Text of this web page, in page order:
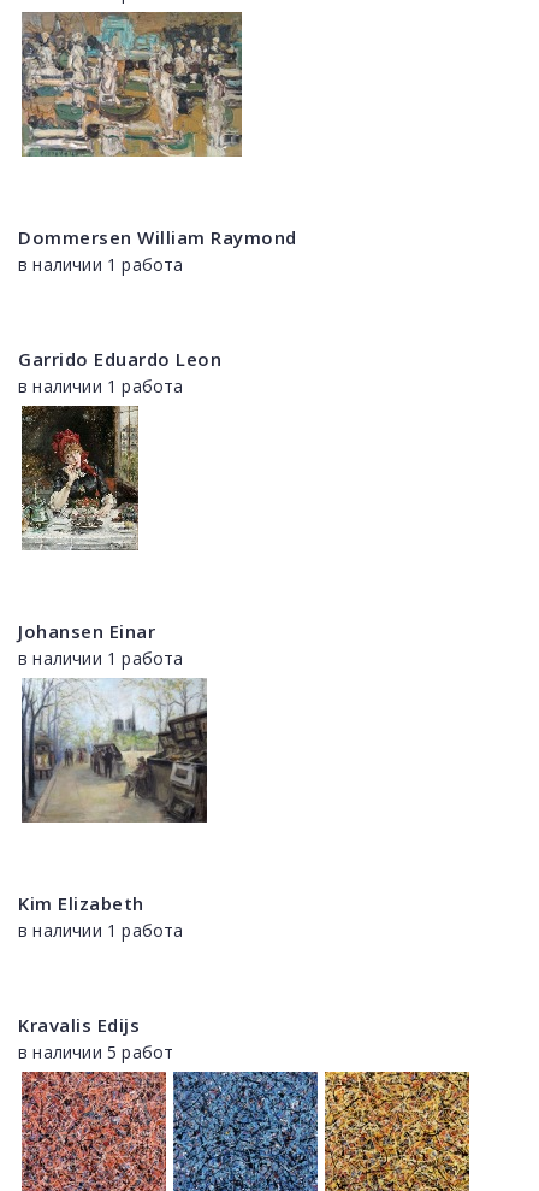
Dommersen William Raymond
в наличии 1 работа
Garrido Eduardo Leon
в наличии 1 работа
Johansen Einar
в наличии 1 работа
Kim Elizabeth
в наличии 1 работа
Kravalis Edijs
в наличии 5 работ